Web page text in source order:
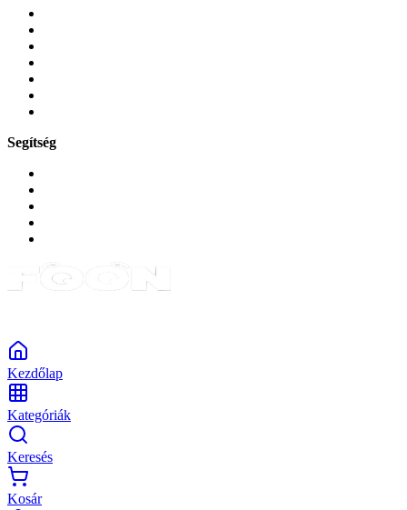
Segítség
Kezdőlap
Kategóriák
Keresés
Kosár